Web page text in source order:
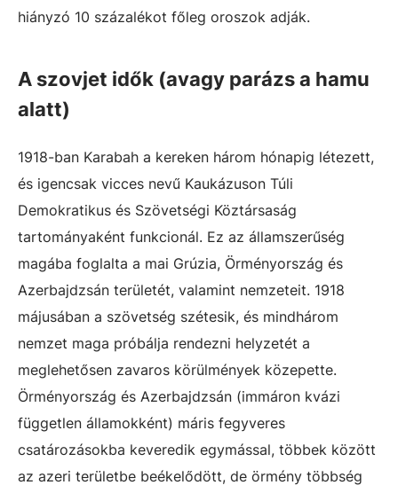
hiányzó 10 százalékot főleg oroszok adják.
A szovjet idők (avagy parázs a hamu
alatt)
1918-ban Karabah a kereken három hónapig létezett,
és igencsak vicces nevű Kaukázuson Túli
Demokratikus és Szövetségi Köztársaság
tartományaként funkcionál. Ez az államszerűség
magába foglalta a mai Grúzia, Örményország és
Azerbajdzsán területét, valamint nemzeteit. 1918
májusában a szövetség szétesik, és mindhárom
nemzet maga próbálja rendezni helyzetét a
meglehetősen zavaros körülmények közepette.
Örményország és Azerbajdzsán (immáron kvázi
független államokként) máris fegyveres
csatározásokba keveredik egymással, többek között
az azeri területbe beékelődött, de örmény többség